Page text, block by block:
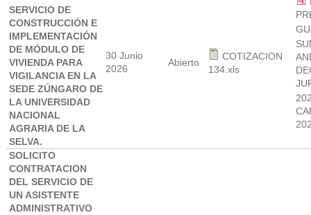
SERVICIO DE
CONSTRUCCIÓN E
IMPLEMENTACIÓN
DE MÓDULO DE
VIVIENDA PARA
VIGILANCIA EN LA
SEDE ZÚNGARO DE
LA UNIVERSIDAD
NACIONAL
AGRARIA DE LA
SELVA.
30 Junio
2026
Abierto
COTIZACION
134.xls
SOLICITO
CONTRATACION
DEL SERVICIO DE
UN ASISTENTE
ADMINISTRATIVO